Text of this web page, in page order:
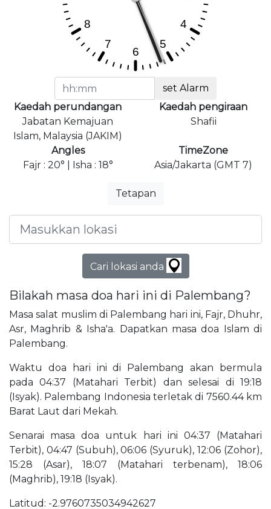
set Alarm
Kaedah perundangan
Jabatan Kemajuan
Islam, Malaysia (JAKIM)
Kaedah pengiraan
Shafii
Angles
Fajr : 20° | Isha : 18°
TimeZone
Asia/Jakarta (GMT 7)
Tetapan
Cari lokasi anda
Bilakah masa doa hari ini di Palembang?
Masa salat muslim di Palembang hari ini, Fajr, Dhuhr,
Asr, Maghrib & Isha'a. Dapatkan masa doa Islam di
Palembang.
Waktu doa hari ini di Palembang akan bermula
pada 04:37 (Matahari Terbit) dan selesai di 19:18
(Isyak). Palembang Indonesia terletak di 7560.44 km
Barat Laut dari Mekah.
Senarai masa doa untuk hari ini 04:37 (Matahari
Terbit), 04:47 (Subuh), 06:06 (Syuruk), 12:06 (Zohor),
15:28 (Asar), 18:07 (Matahari terbenam), 18:06
(Maghrib), 19:18 (Isyak).
Latitud: -2.9760735034942627